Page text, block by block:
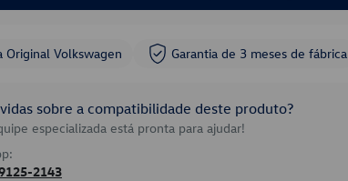
Original Volkswagen Garantia de 3 meses de fábrica
sobre a compatibilidade deste produto?
especializada está pronta para ajudar!
2143